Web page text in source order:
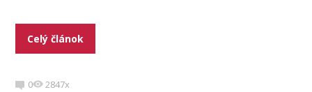
Celý článok
0 2847x